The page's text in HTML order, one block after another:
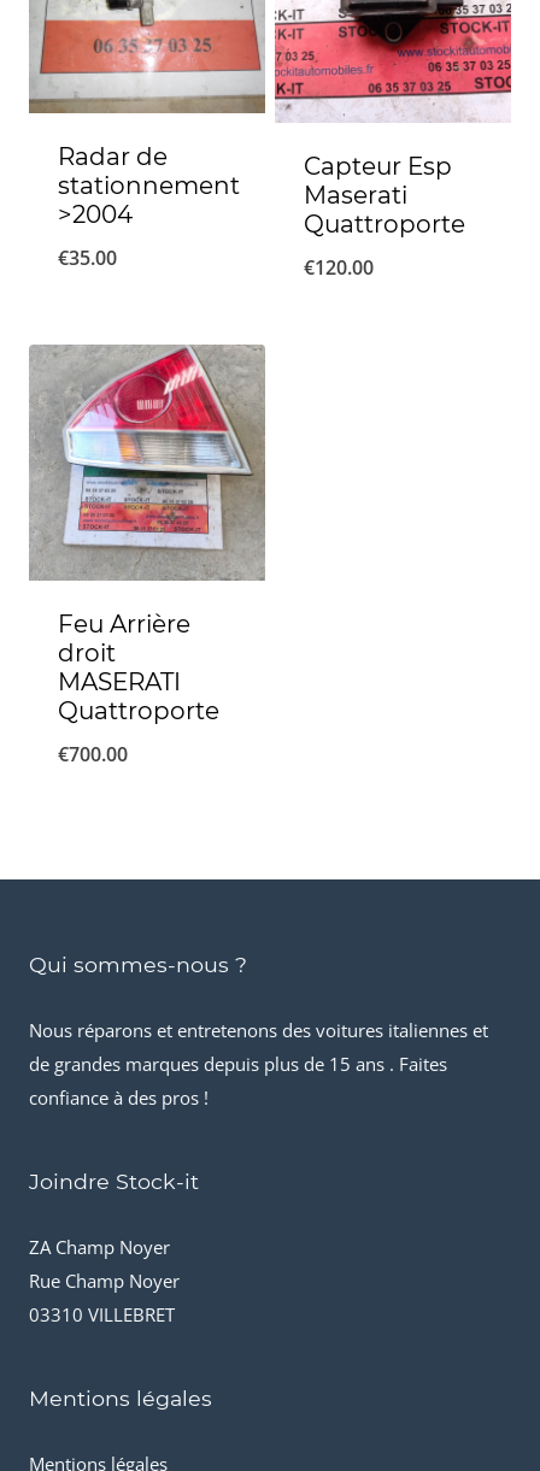
Radar de
stationnement
>2004
€35.00
Capteur Esp
Maserati
Quattroporte
€120.00
Feu Arrière
droit
MASERATI
Quattroporte
€700.00
Qui sommes-nous ?
Nous réparons et entretenons des voitures italiennes et
de grandes marques depuis plus de 15 ans . Faites
confiance à des pros !
Joindre Stock-it
ZA Champ Noyer
Rue Champ Noyer
03310 VILLEBRET
Mentions légales
Mentions légales